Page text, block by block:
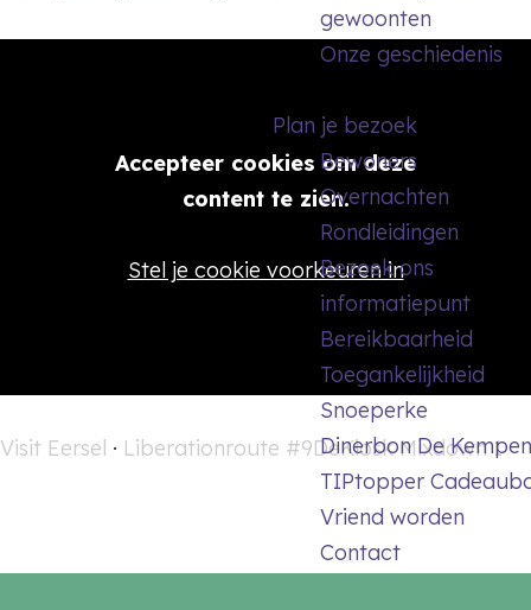
gewoonten
Onze geschiedenis
Plan je bezoek
Bewoners
Overnachten
Rondleidingen
Bezoek ons
informatiepunt
Bereikbaarheid
Toegankelijkheid
Snoeperke
Dinerbon De
TIPtopper
Vriend worden
Contact
Accepteer cookies om deze
content te zien.
Stel je cookie voorkeuren in
Visit Eersel · Liberationroute #9DeKiosk Mixdown 1